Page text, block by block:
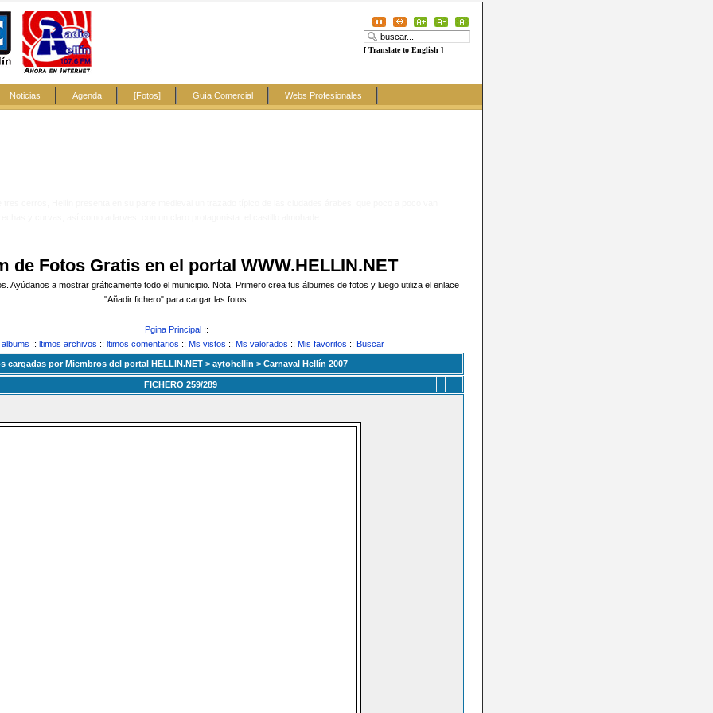
[ Translate to English ]
Noticias Agenda [Fotos] Guía Comercial Webs Profesionales
de Fotos Gratis en el portal WWW.HELLIN.NET
Ayúdanos a mostrar gráficamente todo el municipio. Nota: Primero crea tus álbumes de fotos y luego utiliza el enlace
"Añadir fichero" para cargar las fotos.
Pgina Principal ::
:: ltimos archivos :: ltimos comentarios :: Ms vistos :: Ms valorados :: Mis favoritos :: Buscar
cargadas por Miembros del portal HELLIN.NET > aytohellin > Carnaval Hellín 2007
FICHERO 259/289